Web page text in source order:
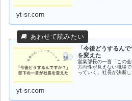
yt-sr.com
「今後どうするん
を変えた
営業部長の一言「この
方向性が見えない職場
っていく。社長が決断
yt-sr.com